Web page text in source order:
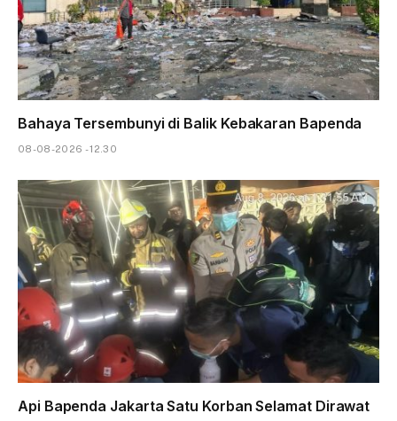
Bahaya Tersembunyi di Balik Kebakaran Bapenda
08-08-2026 - 12.30
Api Bapenda Jakarta Satu Korban Selamat Dirawat